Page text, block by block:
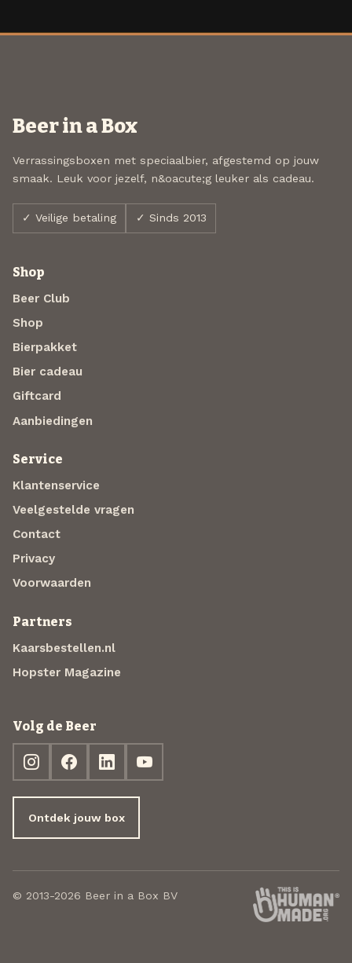
Beer in a Box
Verrassingsboxen met speciaalbier, afgestemd op jouw
smaak. Leuk voor jezelf, n&oacute;g leuker als cadeau.
✓ Veilige betaling ✓ Sinds 2013
Shop
Beer Club
Shop
Bierpakket
Bier cadeau
Giftcard
Aanbiedingen
Service
Klantenservice
Veelgestelde vragen
Contact
Privacy
Voorwaarden
Partners
Kaarsbestellen.nl
Hopster Magazine
Volg de Beer
Ontdek jouw box
© 2013-2026 Beer in a Box BV